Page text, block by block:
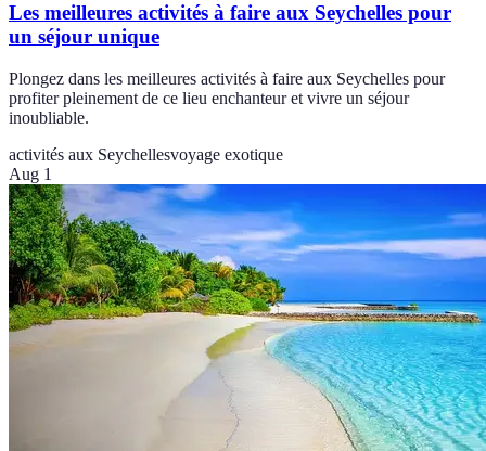
Les meilleures activités à faire aux Seychelles pour
un séjour unique
Plongez dans les meilleures activités à faire aux Seychelles pour
profiter pleinement de ce lieu enchanteur et vivre un séjour
inoubliable.
activités aux Seychellesvoyage exotique
Aug 1